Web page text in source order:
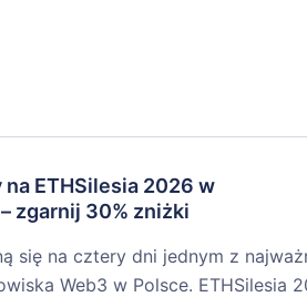
na ETHSilesia 2026 w
zgarnij 30% zniżki
się na cztery dni jednym z
Web3 w Polsce. ETHSilesia